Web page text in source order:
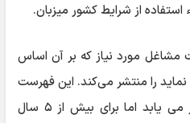
از شرایط کشور میزبان.
مشاغل مورد نیاز که بر آن اساس
را منتشر می‌کند. این فهرست
هرچند به صورت سالیانه تغییر می یابد اما برای بیش از ۵ سال